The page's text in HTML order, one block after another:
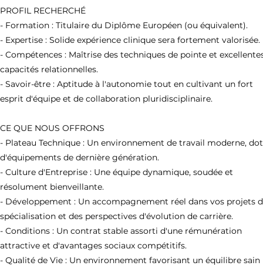
PROFIL RECHERCHÉ
- Formation : Titulaire du Diplôme Européen (ou équivalent).
- Expertise : Solide expérience clinique sera fortement valorisée.
- Compétences : Maîtrise des techniques de pointe et
capacités relationnelles.
- Savoir-être : Aptitude à l'autonomie tout en cultivant un fort
esprit d'équipe et de collaboration pluridisciplinaire.
CE QUE NOUS OFFRONS
- Plateau Technique : Un environnement de travail moderne,
d'équipements de dernière génération.
- Culture d'Entreprise : Une équipe dynamique, soudée et
résolument bienveillante.
- Développement : Un accompagnement réel dans vos projets
spécialisation et des perspectives d'évolution de carrière.
- Conditions : Un contrat stable assorti d'une rémunération
attractive et d'avantages sociaux compétitifs.
- Qualité de Vie : Un environnement favorisant un équilibre sain